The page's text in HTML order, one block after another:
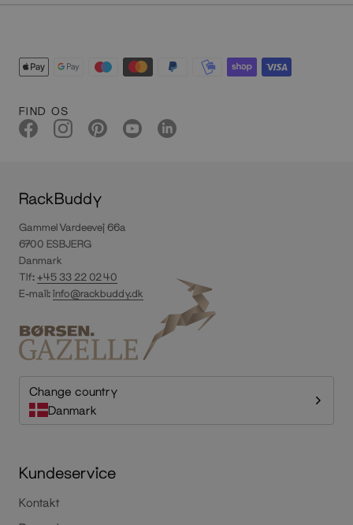
FIND OS
RackBuddy
Gammel Vardeevej 66a
6700 ESBJERG
Danmark
Tlf:+45 33 22 02 40
E-mail:info@rackbuddy.dk
Change country
Danmark
Kundeservice
Kontakt